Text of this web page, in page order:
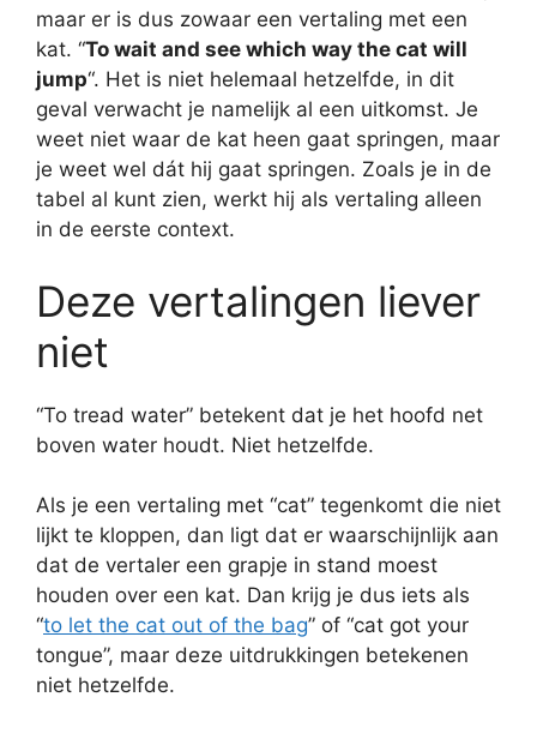
maar er is dus zowaar een vertaling met een
kat. “To wait and see which way the cat will
jump“. Het is niet helemaal hetzelfde, in dit
geval verwacht je namelijk al een uitkomst. Je
weet niet waar de kat heen gaat springen, maar
je weet wel dát hij gaat springen. Zoals je in de
tabel al kunt zien, werkt hij als vertaling alleen
in de eerste context.
Deze vertalingen liever
niet
“To tread water” betekent dat je het hoofd net
boven water houdt. Niet hetzelfde.
Als je een vertaling met “cat” tegenkomt die niet
lijkt te kloppen, dan ligt dat er waarschijnlijk aan
dat de vertaler een grapje in stand moest
houden over een kat. Dan krijg je dus iets als
“to let the cat out of the bag” of “cat got your
tongue”, maar deze uitdrukkingen betekenen
niet hetzelfde.